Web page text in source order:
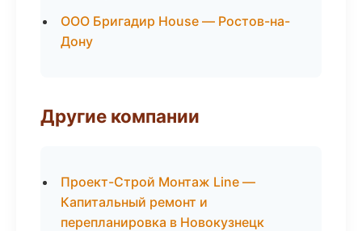
ООО Бригадир House — Ростов-на-
Дону
Другие компании
Проект-Строй Монтаж Line —
Капитальный ремонт и
перепланировка в Новокузнецк